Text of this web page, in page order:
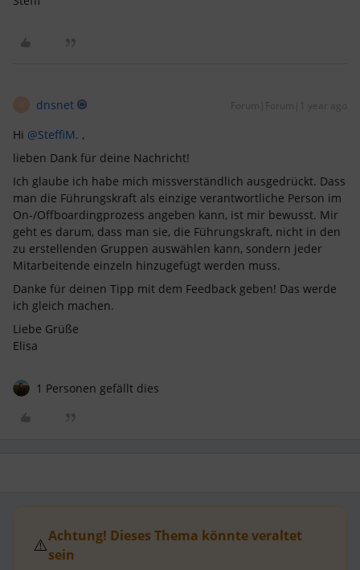
dnsnet Forum|Forum|1 year ago
Hi @SteffiM. ,
lieben Dank für deine Nachricht!
Ich glaube ich habe mich missverständlich ausgedrückt. Dass
man die Führungskraft als einzige verantwortliche Person im
On-/Offboardingprozess angeben kann, ist mir bewusst. Mir
geht es darum, dass man sie, die Führungskraft, nicht in den
zu erstellenden Gruppen auswählen kann, sondern jeder
Mitarbeitende einzeln hinzugefügt werden muss.
Danke für deinen Tipp mit dem Feedback geben! Das werde
ich gleich machen.
Liebe Grüße
Elisa
1 Personen gefällt dies
⚠️Achtung! Dieses Thema könnte veraltet
sein